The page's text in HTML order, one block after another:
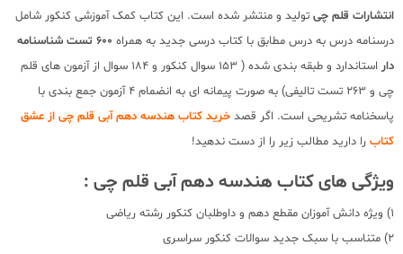
انتشارات قلم چی تولید و منتشر شده است. این کتاب کمک آموزشی کنکور شامل
درسنامه درس به درس مطابق با کتاب درسی جدید به همراه
600 تست شناسنامه
دار
استاندارد و طبقه بندی شده ( 153 سوال کنکور و 184 سوال از آزمون های قلم
چی و 263 تست تالیفی) به صورت پیمانه ای به انضمام 4 آزمون جمع بندی با
پاسخنامه تشریحی است. اگر قصد خرید کتاب هندسه دهم آبی قلم چی از عشق
کتاب را دارید مطالب زیر را از دست ندهید!
ویژگی های کتاب هندسه دهم آبی قلم چی :
1) ویژه دانش آموزان مقطع دهم و داوطلبان کنکور رشته ریاضی
2) متناسب با سبک جدید سوالات کنکور سراسری